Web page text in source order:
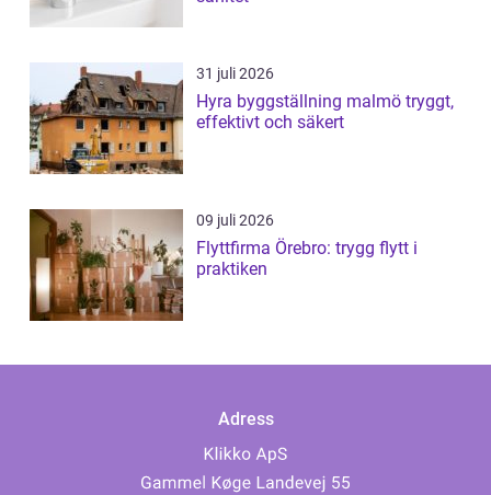
31 juli 2026
Hyra byggställning malmö tryggt,
effektivt och säkert
09 juli 2026
Flyttfirma Örebro: trygg flytt i
praktiken
Adress